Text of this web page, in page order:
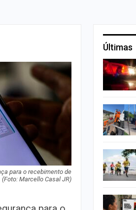
para o recebimento de
Marcello Casal JR)
Últimas
Insaciável
Homem é preso no Bairro
América com mais de 4 kg
de crack
Champagne: Uma Viagem
de Pai e Filho
Tempo